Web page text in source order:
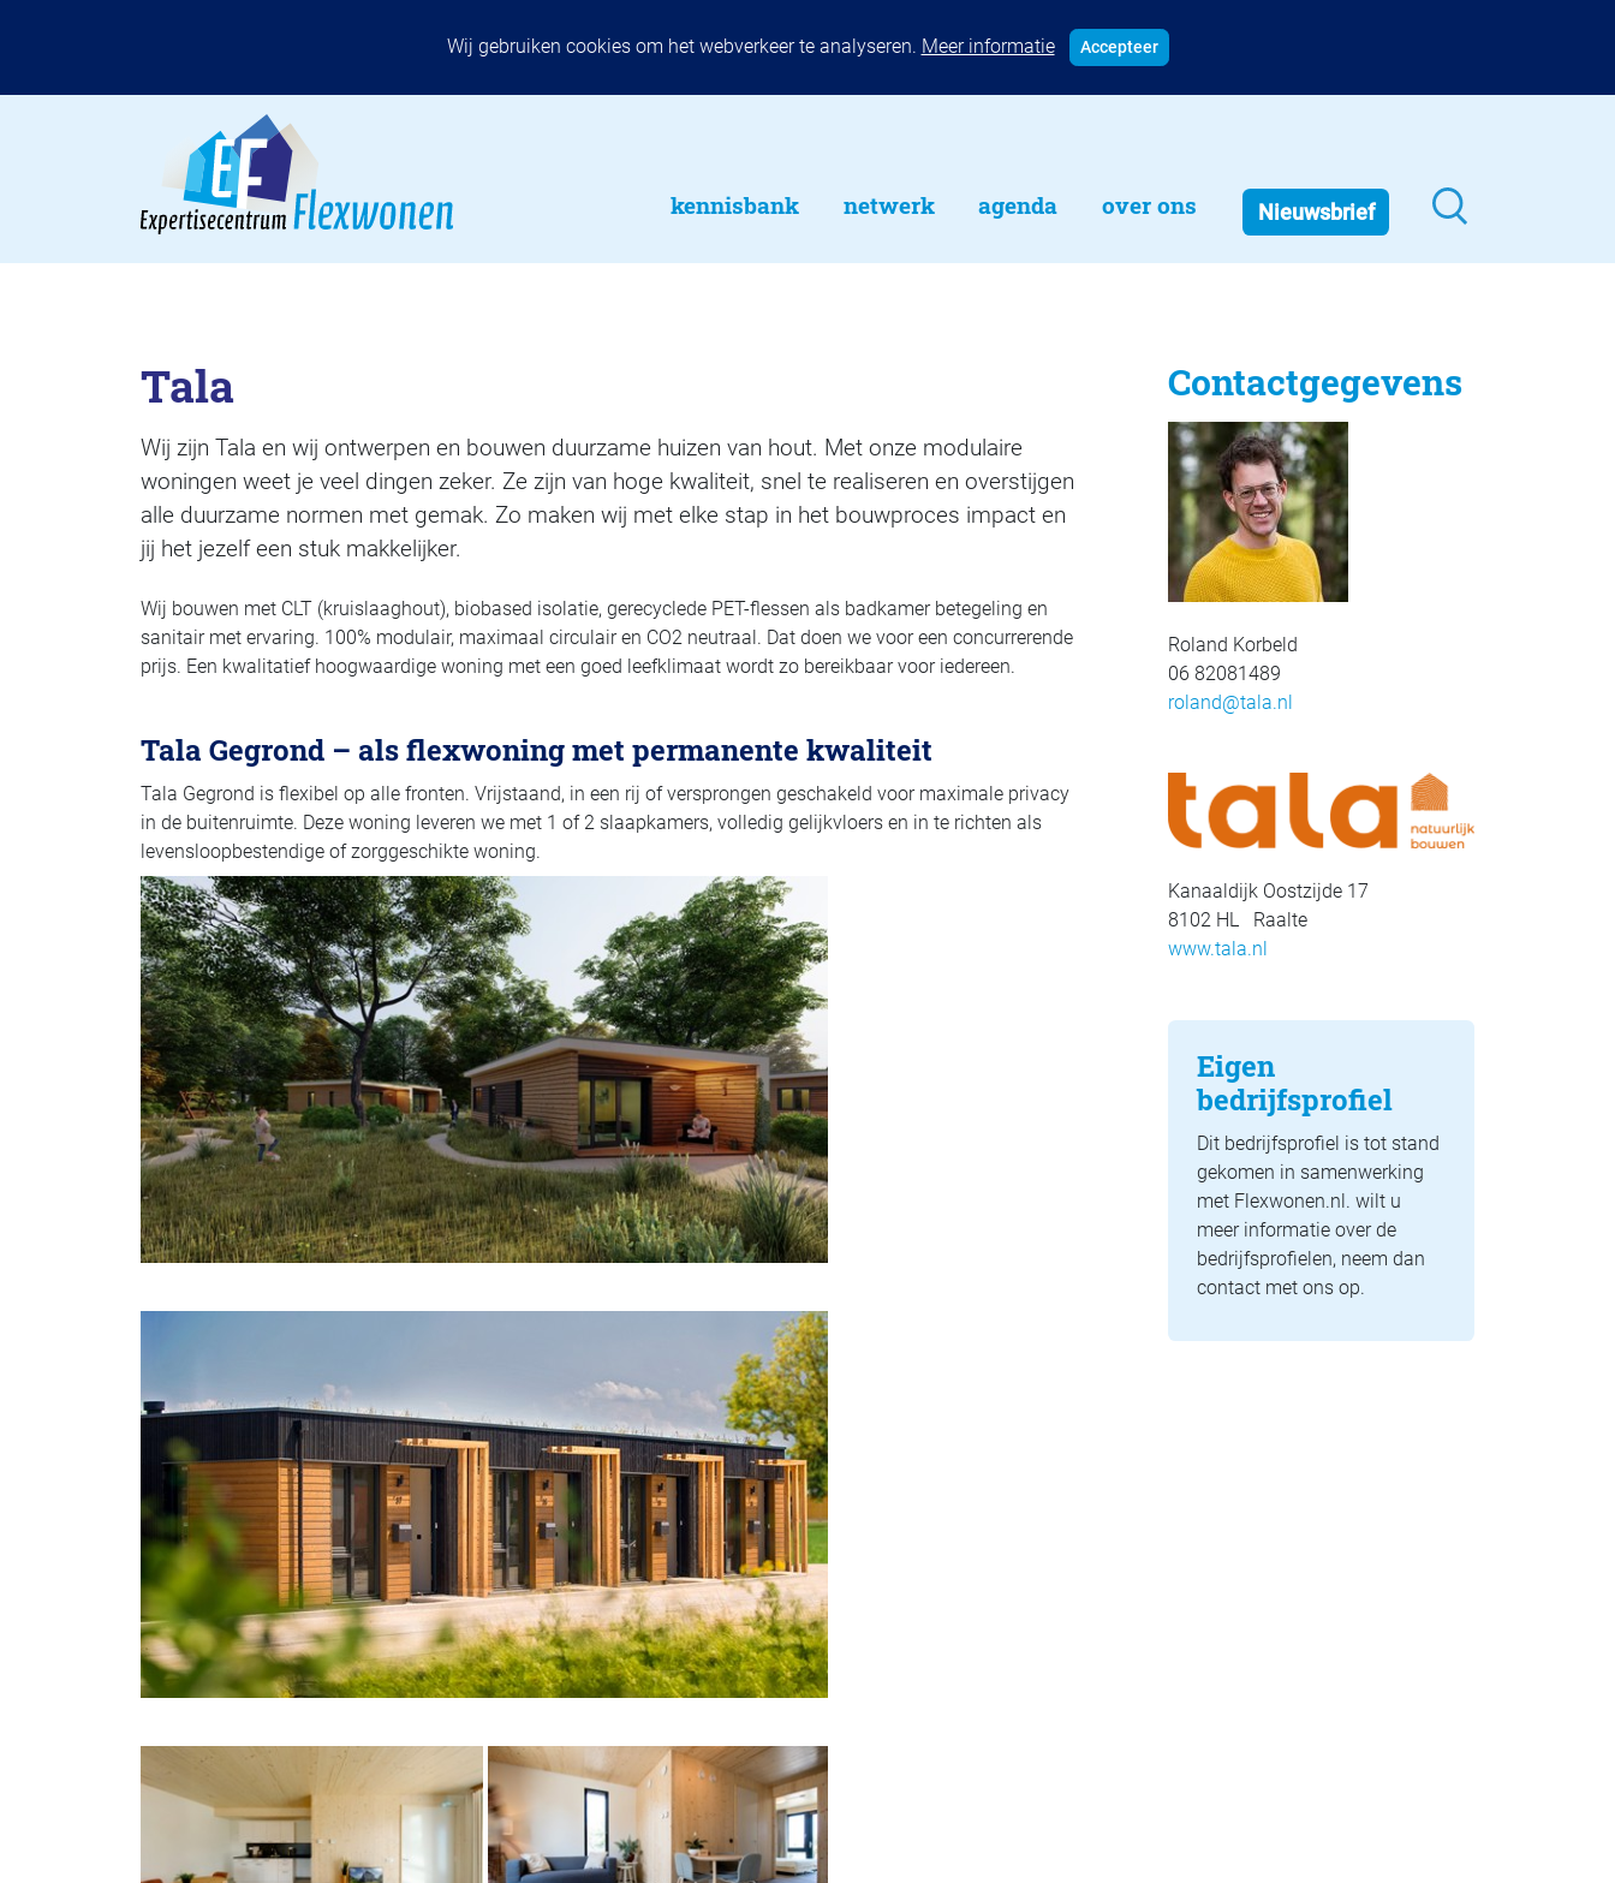
Wij gebruiken cookies om het webverkeer te analyseren. Meer informatie Accepteer
kennisbank netwerk agenda over ons Nieuwsbrief
Tala
Wij zijn Tala en wij ontwerpen en bouwen duurzame huizen van hout. Met onze modulaire
woningen weet je veel dingen zeker. Ze zijn van hoge kwaliteit, snel te realiseren en overstijgen
alle duurzame normen met gemak. Zo maken wij met elke stap in het bouwproces impact en
jij het jezelf een stuk makkelijker.
Wij bouwen met CLT (kruislaaghout), biobased isolatie, gerecyclede PET-flessen als badkamer betegeling en
sanitair met ervaring. 100% modulair, maximaal circulair en CO2 neutraal. Dat doen we voor een concurrerende
prijs. Een kwalitatief hoogwaardige woning met een goed leefklimaat wordt zo bereikbaar voor iedereen.
Tala Gegrond – als flexwoning met permanente kwaliteit
Tala Gegrond is flexibel op alle fronten. Vrijstaand, in een rij of versprongen geschakeld voor maximale privacy
in de buitenruimte. Deze woning leveren we met 1 of 2 slaapkamers, volledig gelijkvloers en in te richten als
levensloopbestendige of zorggeschikte woning.
Contactgegevens
Roland Korbeld
06 82081489
roland@tala.nl
Kanaaldijk Oostzijde 17
8102 HL Raalte
www.tala.nl
Eigen
bedrijfsprofiel
Dit bedrijfsprofiel is tot stand
gekomen in samenwerking
met Flexwonen.nl. wilt u
meer informatie over de
bedrijfsprofielen, neem dan
contact met ons op.